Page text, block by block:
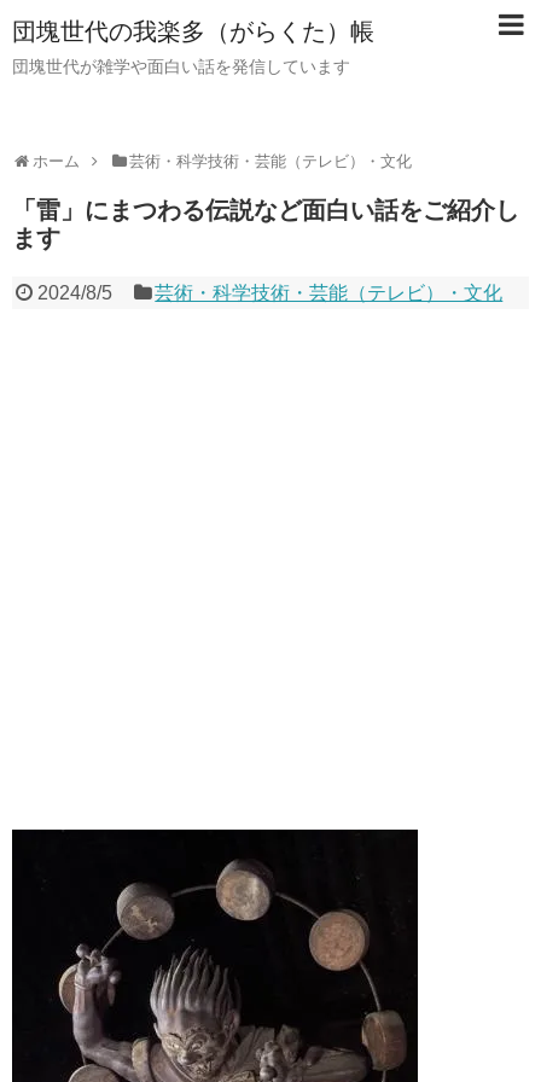
団塊世代の我楽多（がらくた）帳
団塊世代が雑学や面白い話を発信しています
ホーム 芸術・科学技術・芸能（テレビ）・文化
「雷」にまつわる伝説など面白い話をご紹介し
ます
2024/8/5 芸術・科学技術・芸能（テレビ）・文化